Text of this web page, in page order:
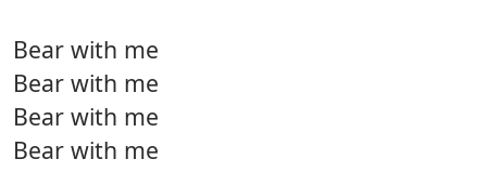
Bear with me
Bear with me
Bear with me
Bear with me